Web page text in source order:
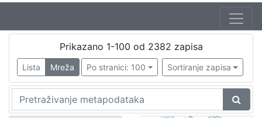
Prikazano 1-100 od 2382 zapisa
Lista Mreža Po stranici: 100 Sortiranje zapisa